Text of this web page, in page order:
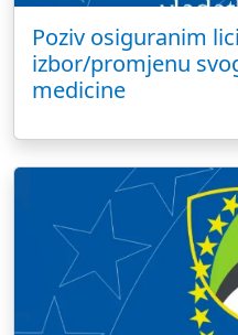
Poziv osiguranim
izbor/promjenu
medicine